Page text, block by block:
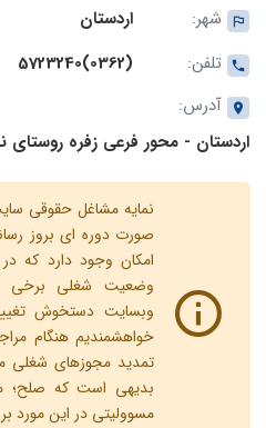
شهر:
اردستان
تلفن:
(0362)5723240
آدرس:
اردستان - محور فرعی زفره روستای
نمایه مشاغل حقوقی
صورت دوره ای بروز
امکان وجود دارد که
وضعیت شغلی برخی
وبسایت دستخوش
خواهشمندیم هنگام
تمدید مجوزهای شغلی
بدیهی است که صلح؛
مسوولیتی در این مورد